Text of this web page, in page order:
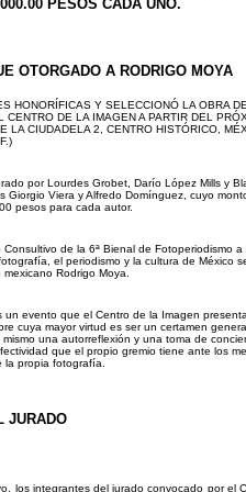
PESOS CADA UNO.
OTORGADO A RODRIGO MOYA
HONORÍFICAS Y SELECCIONÓ LA OBRA
DE LA IMAGEN A PARTIR DEL
CIUDADELA 2, CENTRO HISTÓRICO,
por Lourdes Grobet, Darío López Mills y
Giorgio Viera y Alfredo Domínguez, cuyo
pesos para cada autor.
de la 6ª Bienal de Fotoperiodismo a
el periodismo y la cultura de México
Rodrigo Moya.
evento que el Centro de la Imagen
cuya mayor virtud es ser un certamen
una autorreflexión y una toma de
que el propio gremio tiene ante los
propia fotografía.
JURADO
los integrantes del jurado convocado por el